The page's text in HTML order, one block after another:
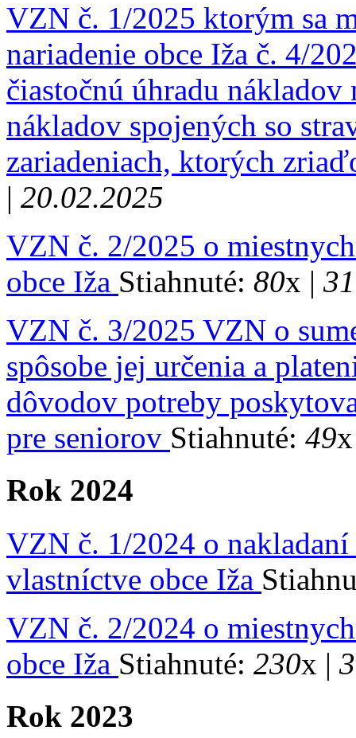
VZN č. 1/2025 ktorým sa
nariadenie obce Iža č. 4/
čiastočnú úhradu
nákladov spojených so
zariadeniach, ktorých
| 20.02.2025
VZN č. 2/2025 o
obce Iža Stiahnuté: 80x |
VZN č. 3/2025 VZN o
spôsobe jej určenia a
dôvodov potreby
pre seniorov Stiahnuté: 49
Rok 2024
VZN č. 1/2024 o
vlastníctve obce Iža
VZN č. 2/2024 o
obce Iža Stiahnuté: 230x |
Rok 2023